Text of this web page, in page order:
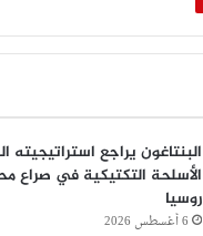
البنتاغون يراجع استراتيجيته
الأسلحة التكتيكية في صراع
روسيا
6 أغسطس 2026